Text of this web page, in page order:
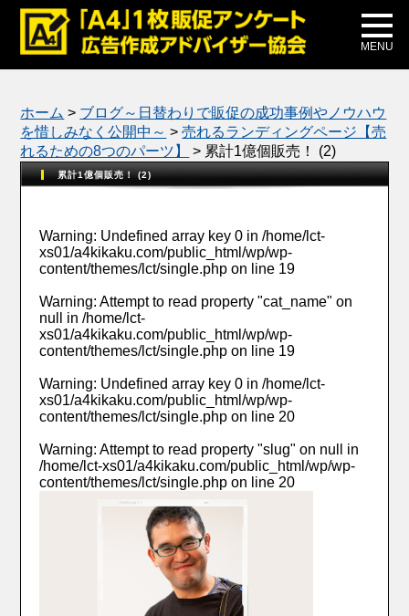
MENU
メディア掲載
公式ブログ
ホーム > ブログ～日替わりで販促の成功事例やノウハウ
を惜しみなく公開中～ >売れるランディングページ【売
れるための8つのパーツ】
> 累計1億個販売！ (2)
累計1億個販売！ (2)
Warning: Undefined array key 0 in/home/lct-
xs01/a4kikaku.com/public_html/wp/wp-
content/themes/lct/single.php on line 19
Warning: Attempt to read property "cat_name" on
null in/home/lct-
xs01/a4kikaku.com/public_html/wp/wp-
content/themes/lct/single.php on line 19
Warning: Undefined array key 0 in/home/lct-
xs01/a4kikaku.com/public_html/wp/wp-
content/themes/lct/single.php on line 20
Warning: Attempt to read property "slug" on null in
/home/lct-xs01/a4kikaku.com/public_html/wp/wp-
content/themes/lct/single.php on line 20